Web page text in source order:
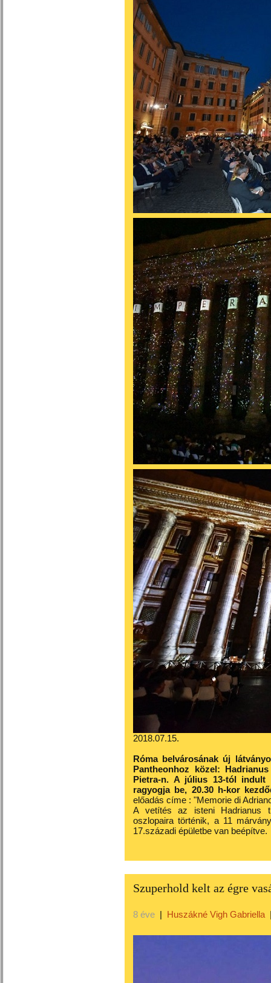
2018.07.15.
Róma belvárosának új
Pantheonhoz közel:
Pietra-n. A július 13-tól
ragyogja be, 20.30 h-kor
előadás címe : "Memorie di
A vetítés az isteni Hadrianus
oszlopaira történik, a 11
17.századi épületbe van beépítve.
Szuperhold kelt az égre
8 éve | Huszákné Vigh Gabriella